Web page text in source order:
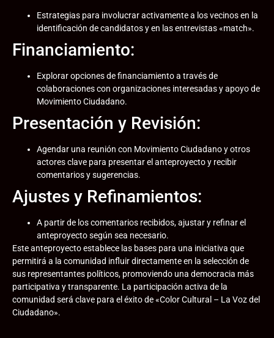
Estrategias para involucrar activamente a los vecinos en la
identificación de candidatos y en las entrevistas «match».
Financiamiento:
Explorar opciones de financiamiento a través de
colaboraciones con organizaciones interesadas y apoyo de
Movimiento Ciudadano.
Presentación y Revisión:
Agendar una reunión con Movimiento Ciudadano y otros
actores clave para presentar el anteproyecto y recibir
comentarios y sugerencias.
Ajustes y Refinamientos:
A partir de los comentarios recibidos, ajustar y refinar el
anteproyecto según sea necesario.
Este anteproyecto establece las bases para una iniciativa que
permitirá a la comunidad influir directamente en la selección de
sus representantes políticos, promoviendo una democracia más
participativa y transparente. La participación activa de la
comunidad será clave para el éxito de «Color Cultural – La Voz del
Ciudadano».